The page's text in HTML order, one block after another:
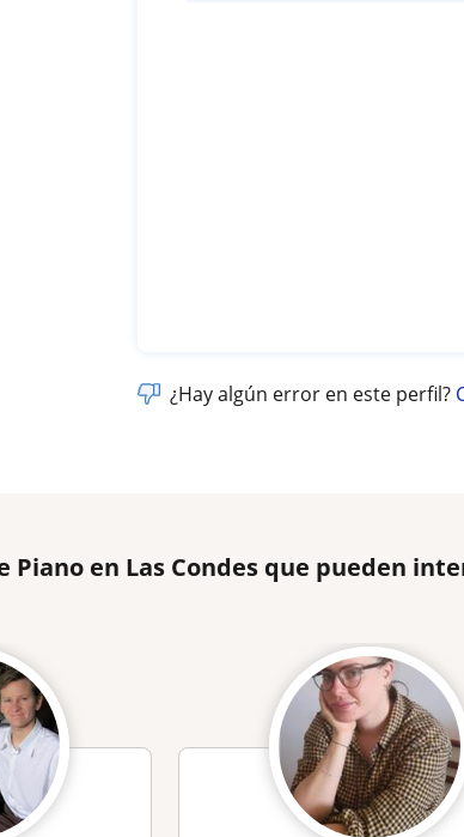
¿Hay algún error en este perfil?
Piano en Las Condes que pueden